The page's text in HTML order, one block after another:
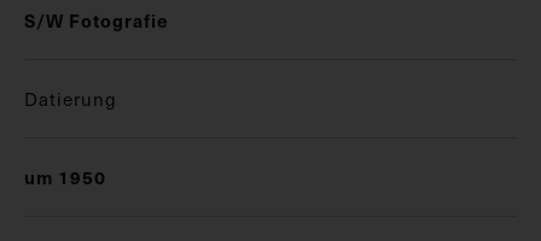
S/W Fotografie
Datierung
um 1950